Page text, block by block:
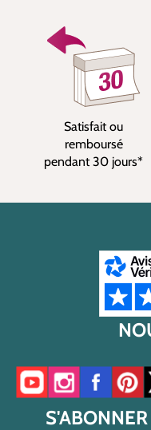
Satisfait ou
remboursé
pendant 30 jours*
Accéder à notre chaîne
Accéder à notre
Accéder à